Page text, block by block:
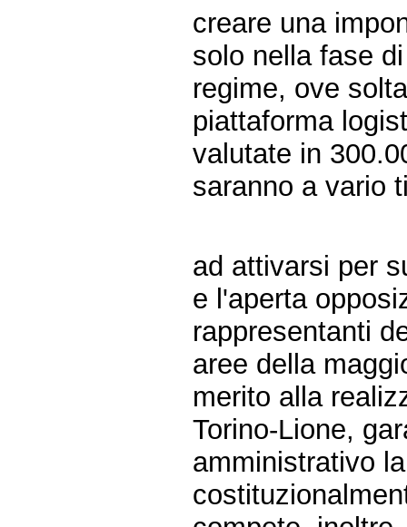
creare una
solo nella fase
regime, ove
piattaforma
valutate in
saranno a vario
ad attivarsi per
e l'aperta
rappresentanti
aree della
merito alla
Torino-Lione,
amministrativo